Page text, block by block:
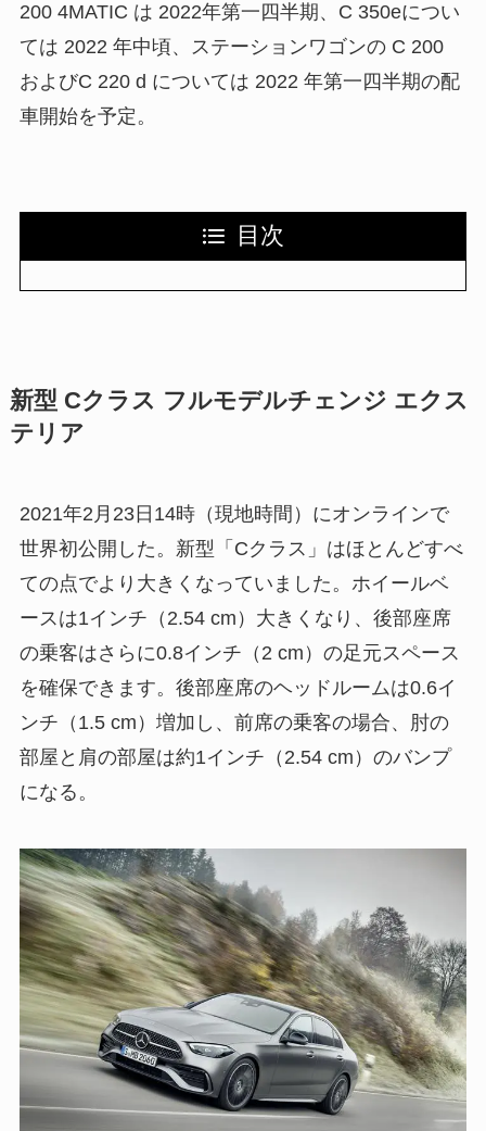
200 4MATIC は 2022年第一四半期、C 350eについ
ては 2022 年中頃、ステーションワゴンの C 200
およびC 220 d については 2022 年第一四半期の配
車開始を予定。
目次
新型 Cクラス フルモデルチェンジ エクス
テリア
2021年2月23日14時（現地時間）にオンラインで
世界初公開した。新型「Cクラス」はほとんどすべ
ての点でより大きくなっていました。ホイールベ
ースは1インチ（2.54 cm）大きくなり、後部座席
の乗客はさらに0.8インチ（2 cm）の足元スペース
を確保できます。後部座席のヘッドルームは0.6イ
ンチ（1.5 cm）増加し、前席の乗客の場合、肘の
部屋と肩の部屋は約1インチ（2.54 cm）のバンプ
になる。